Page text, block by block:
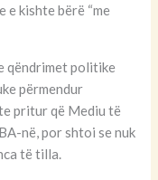
e kishte bërë “me
qëndrimet politike
përmendur
pritur që Mediu të
në, por shtoi se nuk
të tilla.